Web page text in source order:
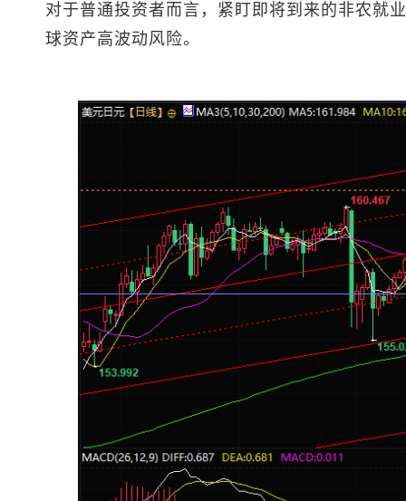
对于普通投资者而言，紧盯即将到来的非农就
球资产高波动风险。